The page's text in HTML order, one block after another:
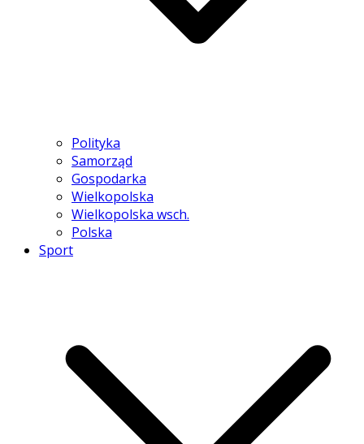
Polityka
Samorząd
Gospodarka
Wielkopolska
Wielkopolska wsch.
Polska
Sport